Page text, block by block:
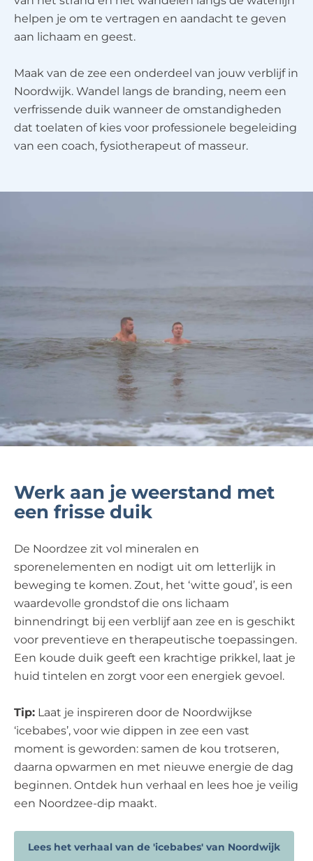
helpen je om te vertragen en aandacht te geven
aan lichaam en geest.
Maak van de zee een onderdeel van jouw verblijf in
Noordwijk. Wandel langs de branding, neem een
verfrissende duik wanneer de omstandigheden
dat toelaten of kies voor professionele begeleiding
van een coach, fysiotherapeut of masseur.
Werk aan je weerstand met
een frisse duik
De Noordzee zit vol mineralen en
sporenelementen en nodigt uit om letterlijk in
beweging te komen. Zout, het ‘witte goud’, is een
waardevolle grondstof die ons lichaam
binnendringt bij een verblijf aan zee en is geschikt
voor preventieve en therapeutische toepassingen.
Een koude duik geeft een krachtige prikkel, laat je
huid tintelen en zorgt voor een energiek gevoel.
Tip: Laat je inspireren door de Noordwijkse
‘icebabes’, voor wie dippen in zee een vast
moment is geworden: samen de kou trotseren,
daarna opwarmen en met nieuwe energie de dag
beginnen. Ontdek hun verhaal en lees hoe je veilig
een Noordzee-dip maakt.
Lees het verhaal van de 'icebabes' van Noordwijk